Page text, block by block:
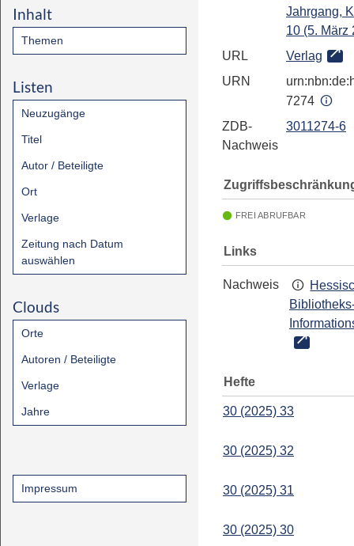
Inhalt
Themen
Listen
Neuzugänge
Titel
Autor / Beteiligte
Ort
Verlage
Zeitung nach Datum
auswählen
Clouds
Orte
Autoren / Beteiligte
Verlage
Jahre
Impressum
Jahrgang,
10 (5. März
URL
Verlag
URN
7274
ZDB-
Nachweis
3011274-6
FREI ABRUFBAR
Links
Nachweis
Hefte
30 (2025) 33
30 (2025) 32
30 (2025) 31
30 (2025) 30